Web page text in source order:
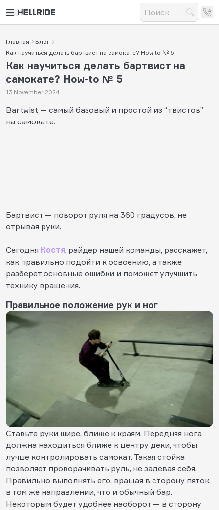
Главная
Блог
Как научиться делать бартвист на самокате? How-to № 5
Как научиться делать бартвист на
самокате? How-to № 5
13 November 2024
Bartwist — самый базовый и простой из “твистов”
на самокате.
Бартвист — поворот руля на 360 градусов, не
отрывая руки.
Сегодня Костя, райдер нашей команды, расскажет,
как правильно подойти к освоению, а также
разберет основные ошибки и поможет улучшить
технику вращения.
Правильное положение рук и ног
Ставьте руки шире, ближе к краям. Передняя нога
должна находиться ближе к центру деки, чтобы
лучше контролировать самокат. Такая стойка
позволяет проворачивать руль, не задевая себя.
Правильно выполнять его, вращая в сторону пяток,
в том же направлении, что и обычный бар.
Некоторым будет удобнее наоборот — в сторону